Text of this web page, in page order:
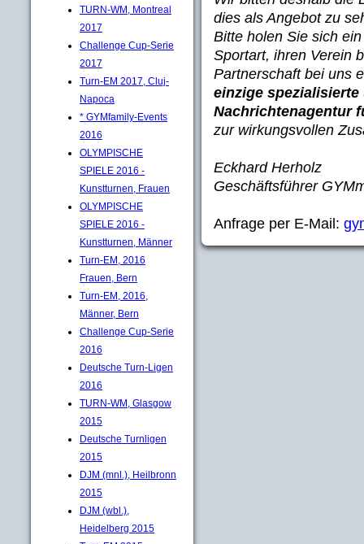
TURN-WM, Montreal
2017
Challenge Cup-Serie
2017
Turn-EM 2017, Cluj-
Napoca
* GYMfamily-Events
2016
OLYMPISCHE
SPIELE 2016 -
Kunstturnen, Frauen
OLYMPISCHE
SPIELE 2016 -
Kunstturnen, Männer
Turn-EM, 2016
Frauen, Bern
Turn-EM, 2016,
Männer, Bern
Challenge Cup-Serie
2016
Deutsche Turn-Ligen
2016
TURN-WM, Glasgow
2015
Deutsche Turnligen
2015
DJM (mnl.), Heilbronn
2015
DJM (wbl.),
Heidelberg 2015
dies als Angebot zu
Bitte holen Sie sich
Sportart, ihren Verein
Partnerschaft bei uns
einzige
Nachrichtenagentur
zur wirkungsvollen
Eckhard Herholz
Geschäftsführer
Anfrage per E-Mail: